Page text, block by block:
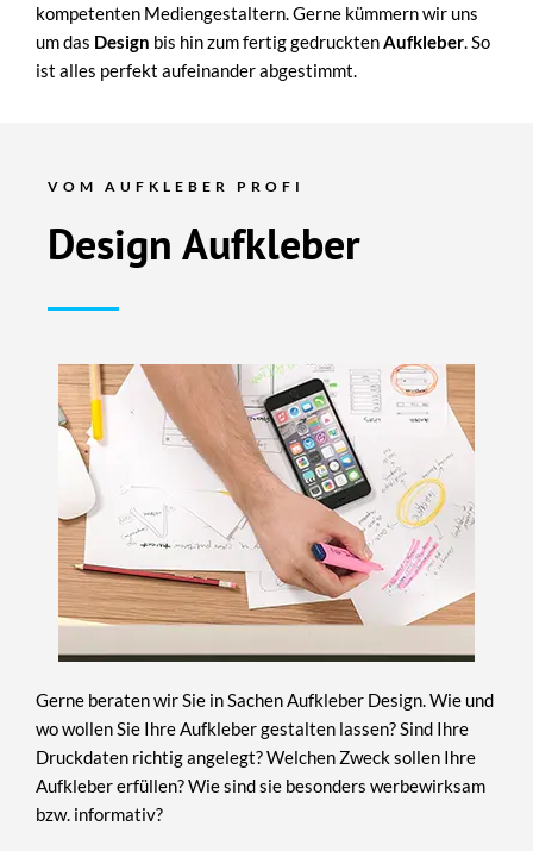
kompetenten Mediengestaltern. Gerne kümmern wir uns
um das Design bis hin zum fertig gedrucktenAufkleber. So
ist alles perfekt aufeinander abgestimmt.
VOM AUFKLEBER PROFI
Design Aufkleber
Gerne beraten wir Sie in Sachen Aufkleber Design. Wie und
wo wollen Sie Ihre Aufkleber gestalten lassen? Sind Ihre
Druckdaten richtig angelegt? Welchen Zweck sollen Ihre
Aufkleber erfüllen? Wie sind sie besonders werbewirksam
bzw. informativ?